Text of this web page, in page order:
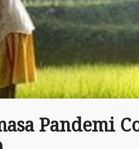
Pandemi